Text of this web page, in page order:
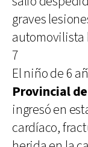
graves
automovilista
7
El niño de 6
Provincial
ingresó en
cardíaco,